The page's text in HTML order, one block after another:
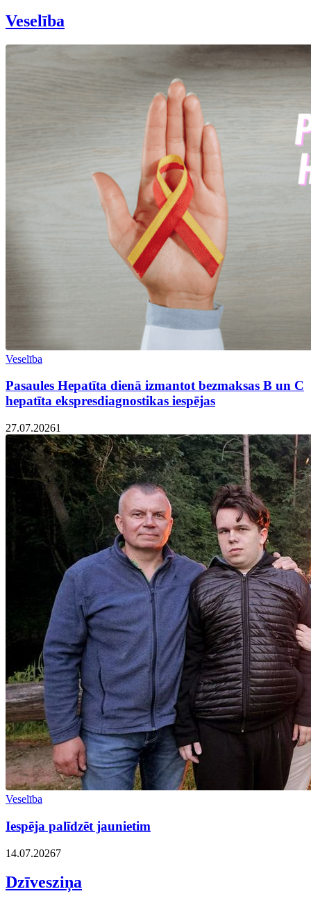
Veselība
Veselība
Pasaules Hepatīta dienā izmantot bezmaksas B un C
hepatīta ekspresdiagnostikas iespējas
27.07.20261
Veselība
Iespēja palīdzēt jaunietim
14.07.20267
Dzīvesziņa